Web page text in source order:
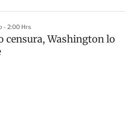
- 2:00 Hrs
censura, Washington lo